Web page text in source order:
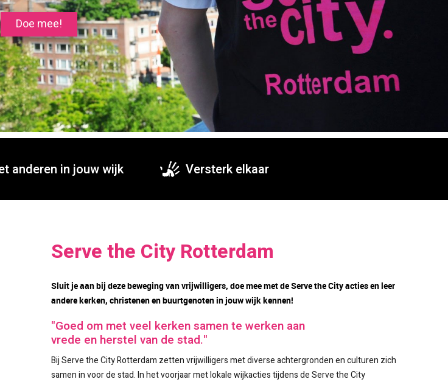
Doe mee!
anderen in jouw wijk Versterk elkaar
Serve the City Rotterdam
Sluit je aan bij deze beweging van vrijwilligers, doe mee met de Serve the City acties en leer
andere kerken, christenen en buurtgenoten in jouw wijk kennen!
"Goed om met veel kerken samen te werken aan
vrede en herstel van de stad."
Bij Serve the City Rotterdam zetten vrijwilligers met diverse achtergronden en culturen zich
samen in voor de stad. In het voorjaar met lokale wijkacties tijdens de Serve the City